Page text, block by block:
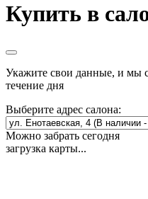
Купить в
Укажите свои данные, и мы
течение дня
Выберите адрес салона:
Можно забрать сегодня
загрузка карты...